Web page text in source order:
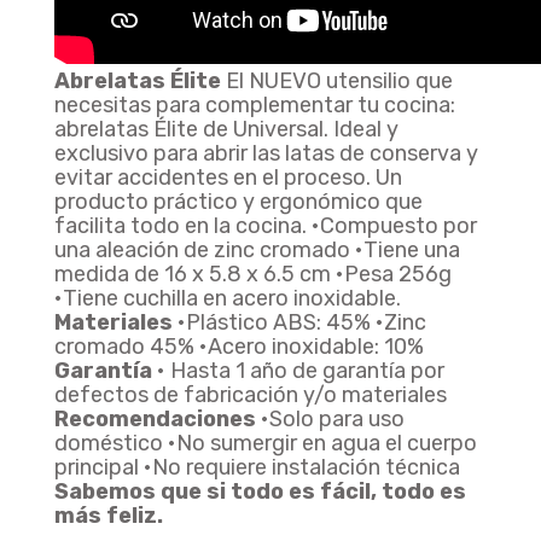
Set X3 Contenedores Vitro Universal SET X3 CONTENEDORES VITRO
Set X4 Cuchillos Lemon UNIVERSAL SET X4 CUCHILLOS LEMON
$ 49.900 $ 34.930
30% De Descuento
Agregar
Rallador Inox Negro 4 En 1 Edición Rustik Black Universal RALLADOR INOX NEGRO
$ 24.900
Agregar
PICATODO MANUAL
Abrelatas Élite El NUEVO utensilio que
necesitas para complementar tu cocina:
abrelatas Élite de Universal. Ideal y
exclusivo para abrir las latas de conserva y
evitar accidentes en el proceso. Un
producto práctico y ergonómico que
facilita todo en la cocina. •Compuesto por
una aleación de zinc cromado •Tiene una
medida de 16 x 5.8 x 6.5 cm •Pesa 256g
•Tiene cuchilla en acero inoxidable.
Materiales •Plástico ABS: 45% •Zinc
cromado 45% •Acero inoxidable: 10%
Garantía• Hasta 1 año de garantía por
defectos de fabricación y/o materiales
Recomendaciones •Solo para uso
doméstico •No sumergir en agua el cuerpo
principal •No requiere instalación técnica
Sabemos que si todo es fácil, todo es
más feliz.